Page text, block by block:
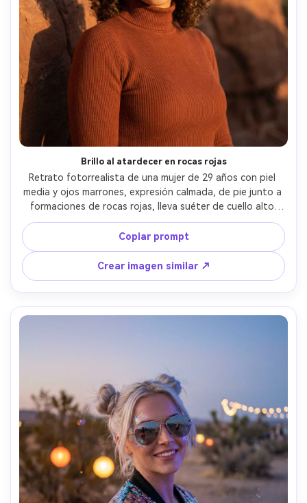
Brillo al atardecer en rocas rojas
Retrato fotorrealista de una mujer de 29 años con piel
media y ojos marrones, expresión calmada, de pie junto a
formaciones de rocas rojas, lleva suéter de cuello alto
color óxido y pendientes de aro, luz de atardecer con
brillos cálidos y sombras largas, Canon EOS R5, 85mm
f/1.4, encuadre de pecho hacia arriba, gradación cálida
rica, textura de piel realista, sombras naturales, ojos
nítidos, alta resolución --ar 4:5
Copiar prompt
Crear imagen similar ↗